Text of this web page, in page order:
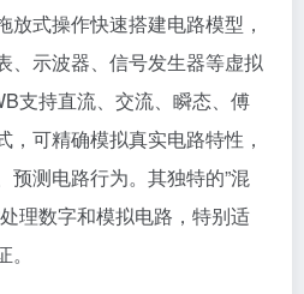
式操作快速搭建电路模型，
、示波器、信号发生器等虚拟
支持直流、交流、瞬态、傅
，可精确模拟真实电路特性，
预测电路行为。其独特的”混
理数字和模拟电路，特别适